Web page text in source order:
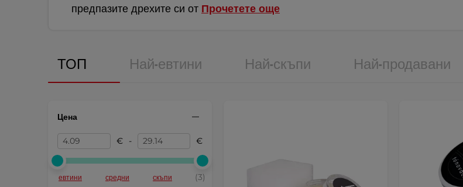
предпазите дрехите си от Прочетете още
ТОП Най-евтини Най-скъпи Най-продавани
Цена
€ - €
евтини средни скъпи
(3)